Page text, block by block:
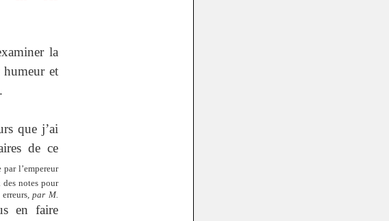
la
humeur et
que j’ai
de ce
par l’empereur
des notes pour
, par M.
en faire